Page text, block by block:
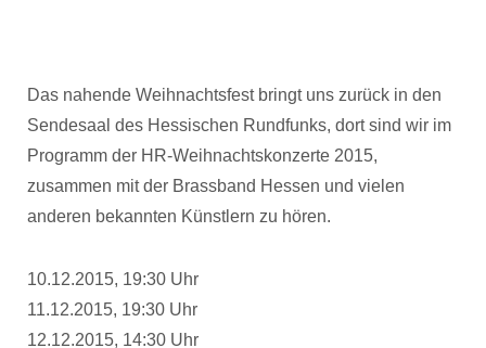
Das nahende Weihnachtsfest bringt uns zurück in den
Sendesaal des Hessischen Rundfunks, dort sind wir im
Programm der HR-Weihnachtskonzerte 2015,
zusammen mit der Brassband Hessen und vielen
anderen bekannten Künstlern zu hören.
10.12.2015, 19:30 Uhr
11.12.2015, 19:30 Uhr
12.12.2015, 14:30 Uhr